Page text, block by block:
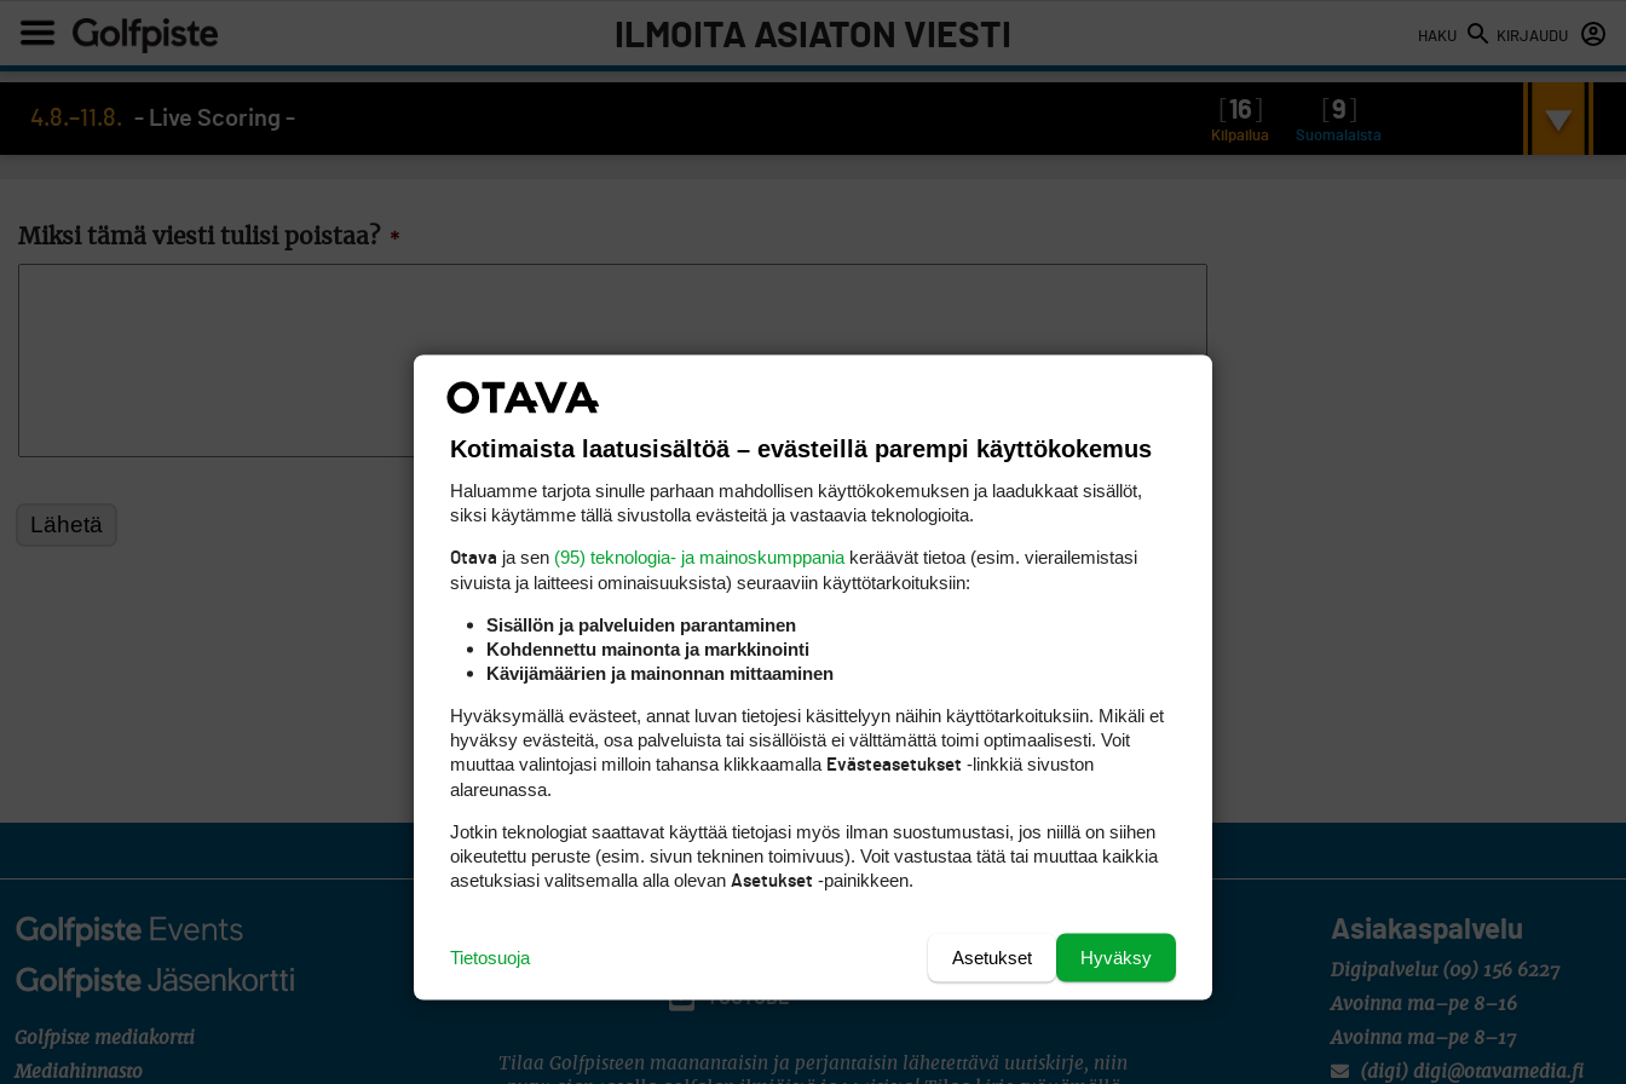
HAKU KIRJAUDU
ILMOITA ASIATON VIESTI
4.8.–11.8. - Live Scoring - 16 9
Kilpailua Suomalaista
Miksi tämä viesti tulisi poistaa? *
Golfpiste mediakortti
Mediahinnasto
Asiakaspalvelu
Digipalvelut (09) 156 6227
Avoinna ma–pe 8–16
Avoinna ma–pe 8–17
(digi) digi@otavamedia.fi
INSTAGRAM
YOUTUBE
Tilaa Golfpisteen maanantaisin ja perjantaisin lähetettävä uutiskirje, niin
Kotimaista laatusisältöä – evästeillä parempi käyttökokemus
Haluamme tarjota sinulle parhaan mahdollisen käyttökokemuksen ja laadukkaat sisällöt,
siksi käytämme tällä sivustolla evästeitä ja vastaavia teknologioita.
Otava ja sen (95) teknologia- ja mainoskumppania keräävät tietoa (esim. vierailemis­tasi
sivuista ja laitteesi ominaisuuk­sista) seuraaviin käyttötarkoituksiin:
Sisällön ja palveluiden parantaminen
Kohdennettu mainonta ja markkinointi
Kävijämäärien ja mainonnan mittaaminen
Hyväksymällä evästeet, annat luvan tietojesi käsittelyyn näihin käyttötarkoituksiin. Mikäli et
hyväksy evästeitä, osa palveluista tai sisällöistä ei välttämättä toimi optimaalisesti. Voit
muuttaa valintojasi milloin tahansa klikkaamalla Evästeasetukset -linkkiä sivuston
alareunassa.
Jotkin teknologiat saattavat käyttää tietojasi myös ilman suostumustasi, jos niillä on siihen
oikeutettu peruste (esim. sivun tekninen toimivuus). Voit vastustaa tätä tai muuttaa kaikkia
asetuksiasi valitsemalla alla olevan Asetukset -painikkeen.
Hyväksy
Asetukset
Tietosuoja